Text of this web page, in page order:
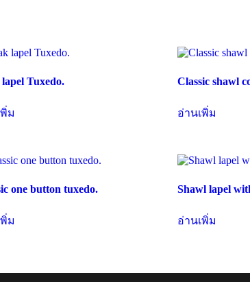
lapel Tuxedo.
ม
Classic shawl
อ่านเพิ่ม
one button tuxedo.
ม
Shawl lapel
อ่านเพิ่ม